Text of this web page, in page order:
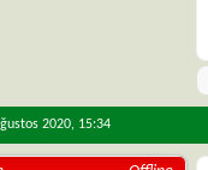
2020, 15:34